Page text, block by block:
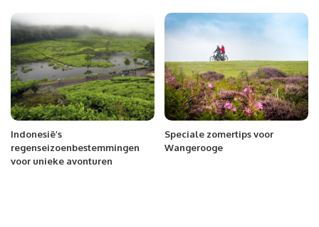
Indonesië’s
regenseizoenbestemmingen
voor unieke avonturen
Speciale zomertips voor
Wangerooge